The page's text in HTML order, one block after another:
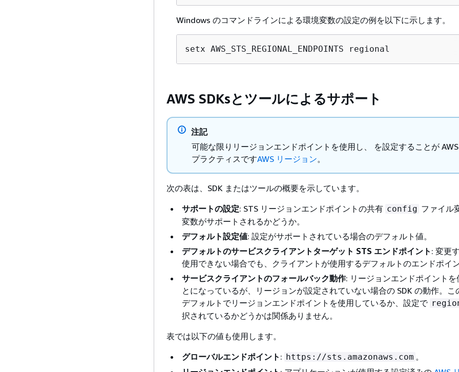
Windows のコマンドラインによる環境変数の設定の例を以下に示します。
setx AWS_STS_REGIONAL_ENDPOINTS regional
AWS SDKsとツールによるサポート
注記
可能な限りリージョンエンドポイントを使用し、 を設定することが AWS
プラクティスですAWS リージョン。
次の表は、SDK またはツールの概要を示しています。
サポートの設定: STS リージョンエンドポイントの共有 config ファイル
変数がサポートされるかどうか。
デフォルト設定値: 設定がサポートされている場合のデフォルト値。
デフォルトのサービスクライアントターゲット STS エンドポイント : 変更
使用できない場合でも、クライアントが使用するデフォルトのエンドポイン
サービスクライアントのフォールバック動作: リージョンエンドポイントを
とになっているが、リージョンが設定されていない場合の SDK の動作。こ
デフォルトでリージョンエンドポイントを使用しているか、設定で
択されているかどうかは関係ありません。
表では以下の値も使用します。
グローバルエンドポイント : https://sts.amazonaws.com 。